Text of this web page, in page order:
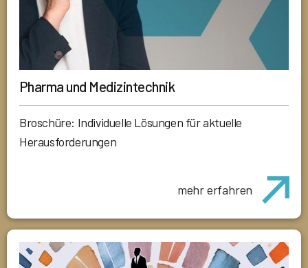
Pharma und Medizintechnik
Broschüre: Individuelle Lösungen für aktuelle
Herausforderungen
mehr erfahren